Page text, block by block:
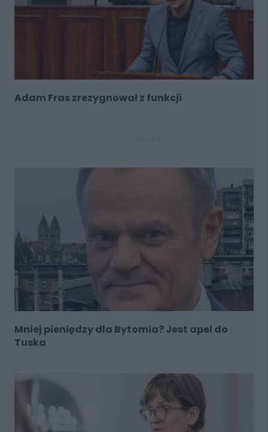
Adam Fras zrezygnował z funkcji
Mniej pieniędzy dla Bytomia? Jest apel do
Tuska